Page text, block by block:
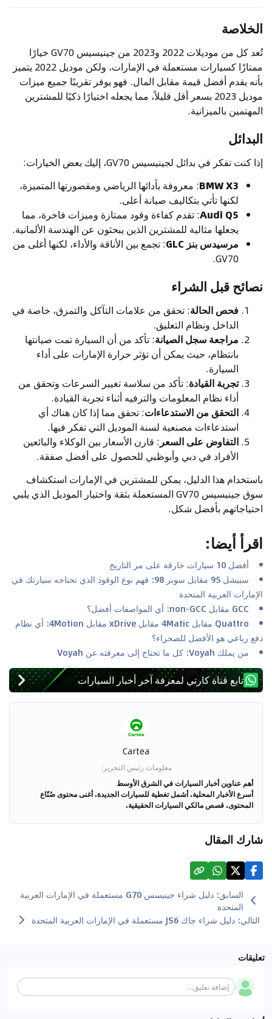
الخلاصة
تُعد كل من موديلات 2022 و2023 من جينيسيس GV70 خيارًا
ممتازًا كسيارات مستعملة في الإمارات، ولكن موديل 2022 يتميز
بأنه يقدم أفضل قيمة مقابل المال. فهو يوفر تقريبًا جميع ميزات
موديل 2023 بسعر أقل قليلاً، مما يجعله اختيارًا ذكيًا للمشترين
المهتمين بالميزانية.
البدائل
إذا كنت تفكر في بدائل لجينيسيس GV70، إليك بعض الخيارات:
BMW X3: معروفة بأدائها الرياضي ومقصورتها المتميزة،
لكنها تأتي بتكاليف صيانة أعلى.
Audi Q5: تقدم كفاءة وقود ممتازة وميزات فاخرة، مما
يجعلها مثالية للمشترين الذين يبحثون عن الهندسة الألمانية.
مرسيدس بنز GLC
: تجمع بين الأناقة والأداء، لكنها أغلى من
GV70.
نصائح قبل الشراء
فحص الحالة: تحقق من علامات التآكل والتمزق، خاصة في
الداخل ونظام التعليق.
مراجعة سجل الصيانة: تأكد من أن السيارة تمت صيانتها
بانتظام، حيث يمكن أن تؤثر حرارة الإمارات على أداء
السيارة.
تجربة القيادة: تأكد من سلاسة تغيير السرعات وتحقق من
أداء نظام المعلومات والترفيه أثناء تجربة القيادة.
التحقق من الاستدعاءات: تحقق مما إذا كان هناك أي
استدعاءات مصنعية لسنة الموديل التي تفكر فيها.
التفاوض على السعر : قارن الأسعار بين الوكلاء والبائعين
الأفراد في دبي وأبوظبي للحصول على أفضل صفقة.
باستخدام هذا الدليل، يمكن للمشترين في الإمارات استكشاف
سوق جينيسيس GV70 المستعملة بثقة واختيار الموديل الذي يلبي
احتياجاتهم بأفضل شكل.
اقرأ أيضا:
أفضل 10 سيارات خارقة على مر التاريخ
سبيشل 95 مقابل سوبر 98: فهم نوع الوقود الذي تحتاجه سيارتك في
الإمارات العربية المتحدة
GCC مقابل non-GCC: أي المواصفات أفضل؟
Quattro مقابل 4Matic مقابل xDrive مقابل 4Motion: أي نظام
دفع رباعي هو الأفضل للصحراء؟
من يملك Voyah: كل ما تحتاج إلى معرفته عن Voyah
تابع قناة كارتي لمعرفة آخر أخبار السيارات
Cartea
معلومات رئيس التحرير :
أهم عناوين أخبار السيارات في الشرق الأوسط
أسرع الأخبار المحلية. أشمل تغطية للسيارات الجديدة. أغنى محتوى صُنّاع
المحتوى. قصص مالكي السيارات الحقيقية.
شارك المقال
السابق:
دليل شراء جينيسس G70 مستعملة في الإمارات العربية
المتحدة
التالي: دليل شراء جاك JS6 مستعملة في الإمارات العربية المتحدة
تعليقات
إضافة تعليق...